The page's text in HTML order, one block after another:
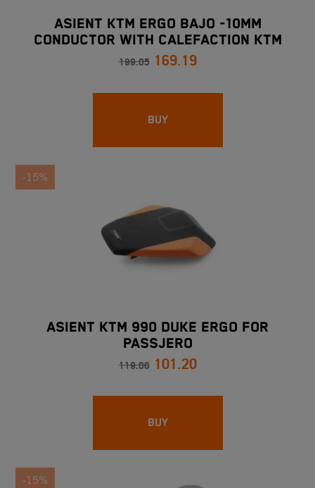
ASIENT KTM ERGO BAJO -10mm
CONDUCTOR WITH CALEFACTION KTM
1290SUPER ADVENTURE
199.05 169.19
BUY
-15%
ASIENT KTM 990 DUKE ERGO FOR
PASSJERO
119.06 101.20
BUY
-15%